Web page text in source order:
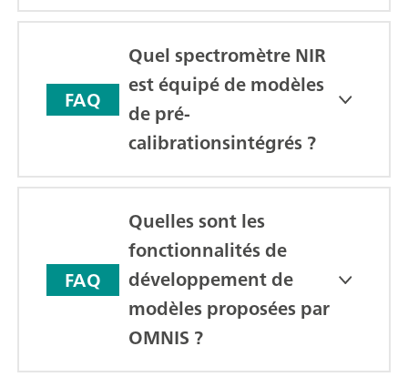
FAQ
Quel spectromètre NIR
est équipé de modèles
de pré-
calibrationsintégrés ?
FAQ
Quelles sont les
fonctionnalités de
développement de
modèles proposées par
OMNIS ?